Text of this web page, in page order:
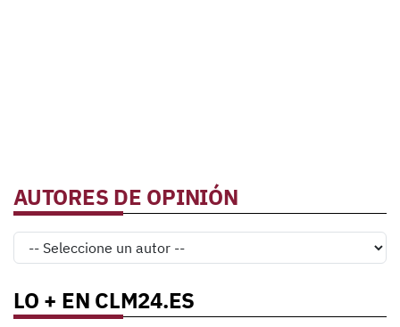
AUTORES DE OPINIÓN
LO + EN CLM24.ES